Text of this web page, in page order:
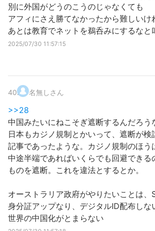
別に外国がどうのこうのじゃなくても
アフィにさえ勝てなかったから難しいけ
あとは教育でネットを鵜呑みにするなと
2025/07/30 11:57:15
40. 名無しさん
>>28
中国みたいにねこそぎ遮断するんだろう
日本もカジノ規制とかいって、遮断が検
記事であったような。カジノ規制のほう
中途半端であればいくらでも回避できる
ものを遮断。これを違法とするとか。
オーストラリア政府がやりたいことは、
身分証アップなり、デジタルID配布しな
世界の中国化がとまらない